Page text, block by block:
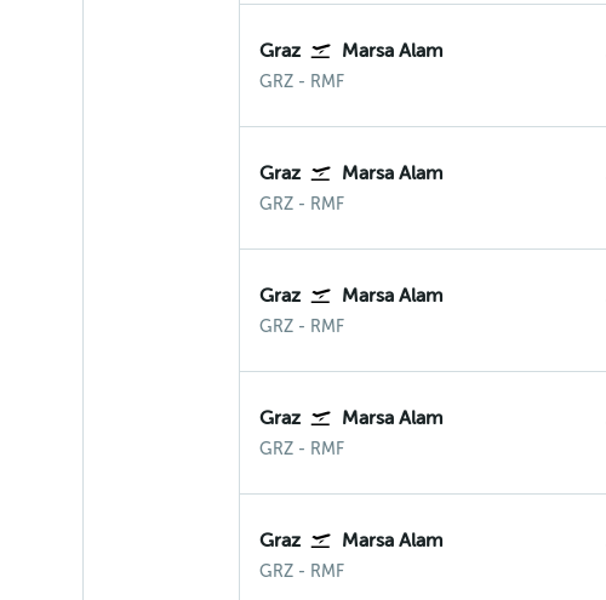
Graz Marsa Alam
GRZ Graz
- RMF
Graz Marsa Alam
GRZ Graz
- RMF
Graz Marsa Alam
GRZ Graz
- RMF
Graz Marsa Alam
GRZ Graz
- RMF
Graz Marsa Alam
GRZ Graz
- RMF